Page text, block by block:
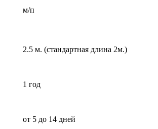
м/п
2.5 м. (стандартная длина 2м.)
1 год
от 5 до 14 дней